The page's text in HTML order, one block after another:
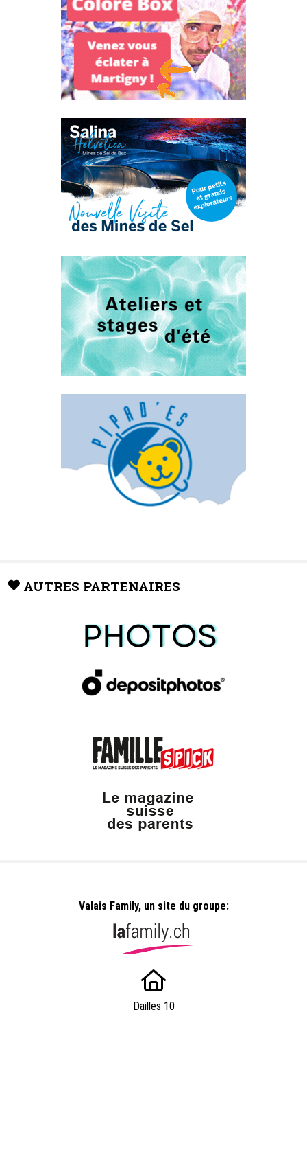
AUTRES PARTENAIRES
Valais Family, un site du groupe:
Dailles 10